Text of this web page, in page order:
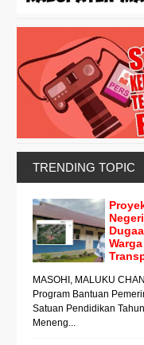
TRENDING TOPIC
MASOHI, MALUKU
Program Bantuan
Satuan Pendidikan
Meneng...